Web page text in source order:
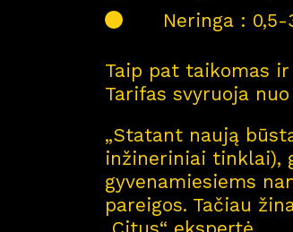
Neringa :
Taip pat taikomas
Tarifas svyruoja
„Statant naują
inžineriniai tinklai),
gyvenamiesiems
pareigos. Tačiau